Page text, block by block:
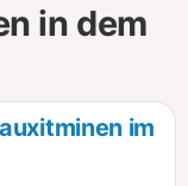
in dem
im